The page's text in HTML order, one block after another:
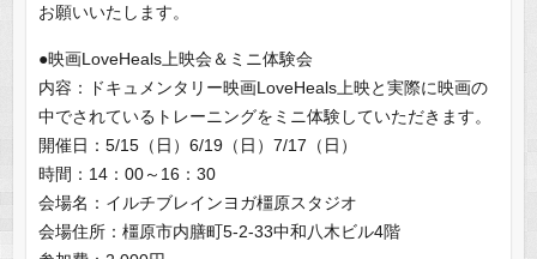
お願いいたします。
●映画LoveHeals上映会＆ミニ体験会
内容：ドキュメンタリー映画LoveHeals上映と実際に映画の
中でされているトレーニングをミニ体験していただきます。
開催日：5/15（日）6/19（日）7/17（日）
時間：14：00～16：30
会場名：イルチブレインヨガ橿原スタジオ
会場住所：橿原市内膳町5-2-33中和八木ビル4階